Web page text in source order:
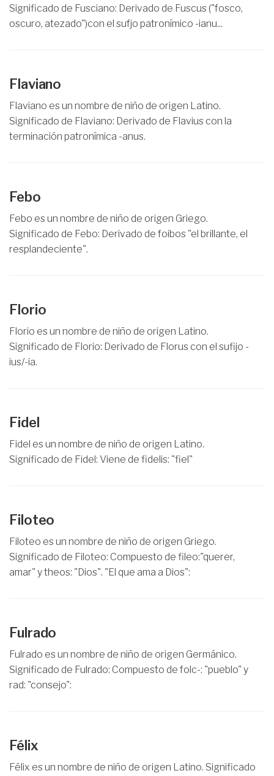
Significado de Fusciano: Derivado de Fuscus ("fosco,
oscuro, atezado")con el sufjo patronímico -ianu...
Flaviano
Flaviano es un nombre de niño de origen Latino.
Significado de Flaviano: Derivado de Flavius con la
terminación patronímica -anus.
Febo
Febo es un nombre de niño de origen Griego.
Significado de Febo: Derivado de foibos "el brillante, el
resplandeciente".
Florio
Florio es un nombre de niño de origen Latino.
Significado de Florio: Derivado de Florus con el sufijo -
ius/-ia.
Fidel
Fidel es un nombre de niño de origen Latino.
Significado de Fidel: Viene de fidelis: "fiel"
Filoteo
Filoteo es un nombre de niño de origen Griego.
Significado de Filoteo: Compuesto de fileo:"querer,
amar" y theos: "Dios". "El que ama a Dios":
Fulrado
Fulrado es un nombre de niño de origen Germánico.
Significado de Fulrado: Compuesto de folc-: "pueblo" y
rad: "consejo":
Félix
Félix es un nombre de niño de origen Latino. Significado